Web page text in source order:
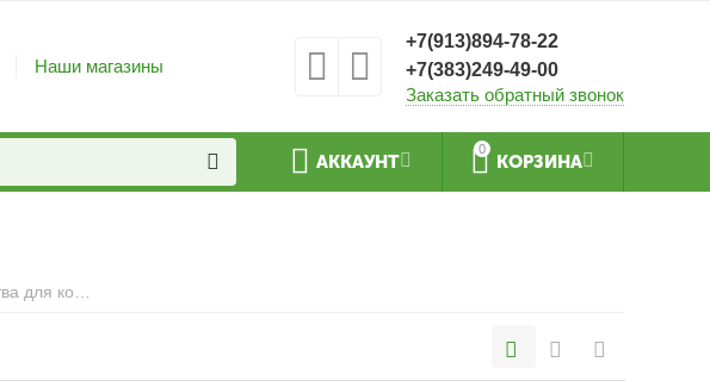
Наши магазины
+7(913)894-78-22
+7(383)249-49-00
Заказать обратный звонок
0
КОРЗИНА
АККАУНТ